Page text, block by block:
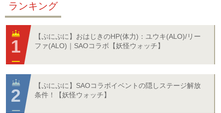
ランキング
【ぷにぷに】おはじきのHP(体力)：ユウキ(ALO)/リー
ファ(ALO)｜SAOコラボ【妖怪ウォッチ】
【ぷにぷに】SAOコラボイベントの隠しステージ解放
条件！【妖怪ウォッチ】